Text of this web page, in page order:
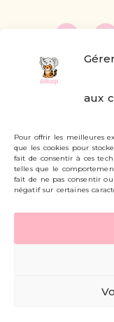
aux
Pour offrir les meilleures
que les cookies pour
fait de consentir à ces
telles que le
fait de ne pas consentir
négatif sur certaines
Livraisons et
Mon compte
Carte cadeau
Politique de
Mentions